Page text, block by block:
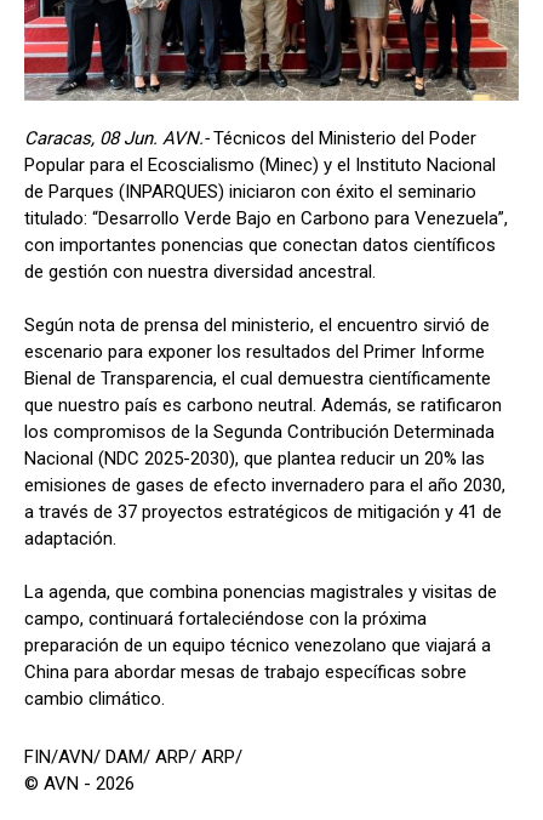
Caracas, 08 Jun. AVN.-Técnicos del Ministerio del Poder
Popular para el Ecoscialismo (Minec) y el Instituto Nacional
de Parques (INPARQUES) iniciaron con éxito el seminario
titulado: “Desarrollo Verde Bajo en Carbono para Venezuela”,
con importantes ponencias que conectan datos científicos
de gestión con nuestra diversidad ancestral.
Según nota de prensa del ministerio, el encuentro sirvió de
escenario para exponer los resultados del Primer Informe
Bienal de Transparencia, el cual demuestra científicamente
que nuestro país es carbono neutral. Además, se ratificaron
los compromisos de la Segunda Contribución Determinada
Nacional (NDC 2025-2030), que plantea reducir un 20% las
emisiones de gases de efecto invernadero para el año 2030,
a través de 37 proyectos estratégicos de mitigación y 41 de
adaptación.
La agenda, que combina ponencias magistrales y visitas de
campo, continuará fortaleciéndose con la próxima
preparación de un equipo técnico venezolano que viajará a
China para abordar mesas de trabajo específicas sobre
cambio climático.
FIN/AVN/ DAM/ ARP/ ARP/
© AVN - 2026